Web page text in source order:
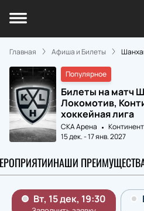
Главная Афиша и Билеты
Популярное
Билеты на матч
Локомотив,
хоккейная лига
СКА Арена
15 дек.-17 янв. 2027
НАШИ